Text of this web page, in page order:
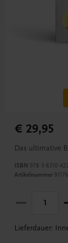
€ 29,95
Das ultimative
ISBN 978-3-8310-
Artikelnummer
Lieferdauer: